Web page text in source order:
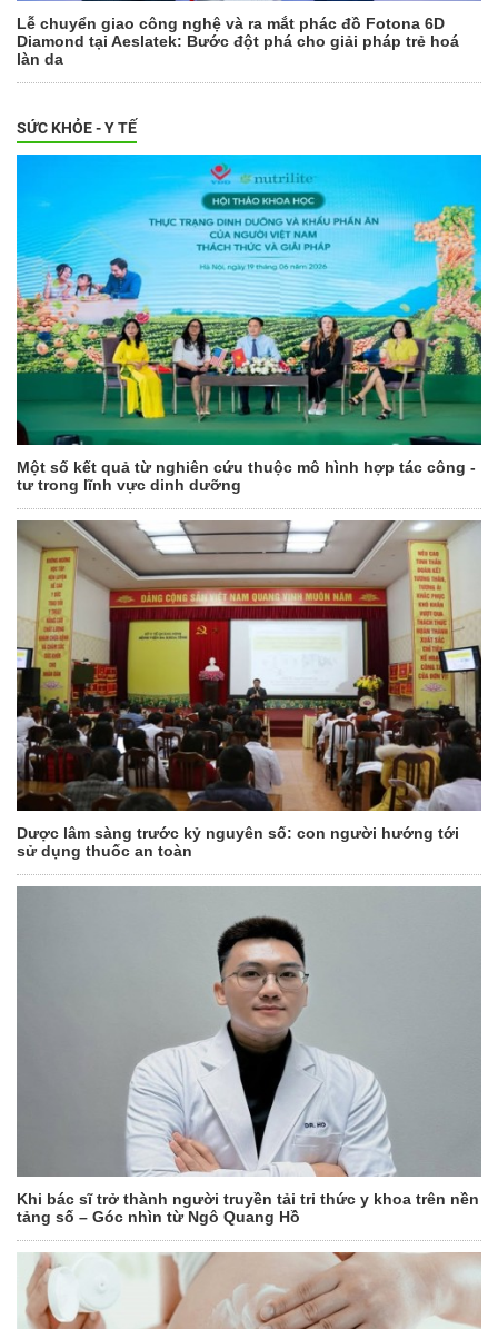
Lễ chuyển giao công nghệ và ra mắt phác đồ Fotona 6D
Diamond tại Aeslatek: Bước đột phá cho giải pháp trẻ hoá
làn da
SỨC KHỎE - Y TẾ
Một số kết quả từ nghiên cứu thuộc mô hình hợp tác công -
tư trong lĩnh vực dinh dưỡng
Dược lâm sàng trước kỷ nguyên số: con người hướng tới
sử dụng thuốc an toàn
Khi bác sĩ trở thành người truyền tải tri thức y khoa trên nền
tảng số – Góc nhìn từ Ngô Quang Hồ